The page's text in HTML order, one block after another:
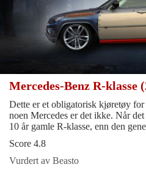
Mercedes-Benz R-klasse
Dette er et obligatorisk kjøretøy for
noen Mercedes er det ikke. Når
10 år gamle R-klasse, enn den
Score 4.8
Vurdert av Beasto